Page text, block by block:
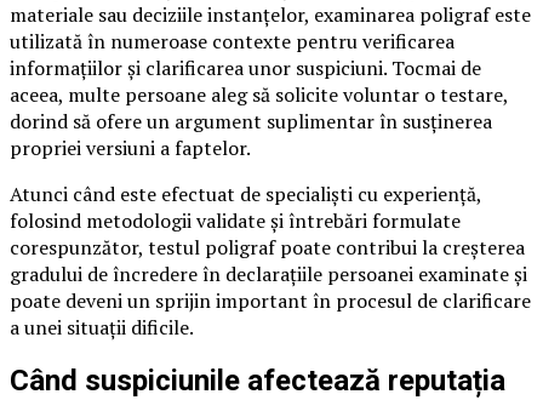
materiale sau deciziile instanțelor, examinarea poligraf este
utilizată în numeroase contexte pentru verificarea
informațiilor și clarificarea unor suspiciuni. Tocmai de
aceea, multe persoane aleg să solicite voluntar o testare,
dorind să ofere un argument suplimentar în susținerea
propriei versiuni a faptelor.
Atunci când este efectuat de specialiști cu experiență,
folosind metodologii validate și întrebări formulate
corespunzător, testul poligraf poate contribui la creșterea
gradului de încredere în declarațiile persoanei examinate și
poate deveni un sprijin important în procesul de clarificare
a unei situații dificile.
Când suspiciunile afectează reputația